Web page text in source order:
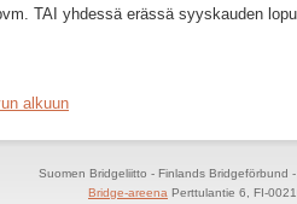
TAI yhdessä erässä syyskauden
alkuun
Suomen Bridgeliitto - Finlands Bridgeförbund
Bridge-areena Perttulantie 6, FI-